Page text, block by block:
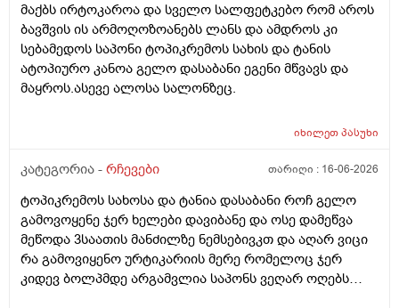
მაქბს ირტოკაროა და სველო სალფეტკებო რომ აროს
ბავშვის ის არმოღოზოანებს ლანს და ამდროს კი
სებამედოს საპონი ტოპიკრემოს სახის და ტანის
ატოპიურო კანოა გელო დასაბანი ეგენი მწვავს და
მაყროს.ასევე ალოსა სალონზეც.
იხილეთპასუხი
კატეგორია - რჩევები თარიღი : 16-06-2026
ტოპიკრემოს სახოსა და ტანია დასაბანი როჩ გელო
გამოვოყენე ჯერ ხელები დავიბანე და ოსე დამეწვა
მეწოდა 3საათის მანძილზე ნემსებივკთ და აღარ ვიცი
რა გამოვიყენო ურტიკარიის მერე რომელოც ჯერ
კიდევ ბოლპმდე არგამვლია საპონს ვეღარ ოღებს